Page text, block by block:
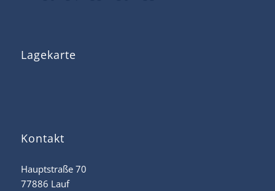
Lagekarte
Kontakt
Hauptstraße 70
77886 Lauf